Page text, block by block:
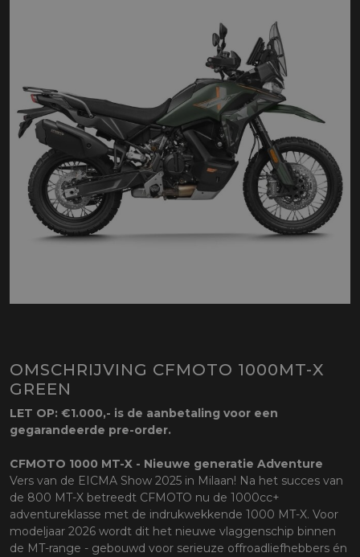
OMSCHRIJVING CFMOTO 1000MT-X
GREEN
LET OP: €1.000,- is de aanbetaling voor een
gegarandeerde pre-order.
CFMOTO 1000 MT-X - Nieuwe generatie Adventure
Vers van de EICMA Show 2025 in Milaan! Na het succes van
de 800 MT-X betreedt CFMOTO nu de 1000cc+
adventureklasse met de indrukwekkende 1000 MT-X. Voor
modeljaar 2026 wordt dit het nieuwe vlaggenschip binnen
de MT-range - gebouwd voor serieuze offroadliefhebbers én